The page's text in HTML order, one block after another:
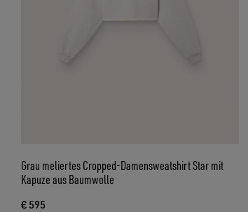
Grau meliertes Cropped-Damensweatshirt Star mit
Kapuze aus Baumwolle
€ 595